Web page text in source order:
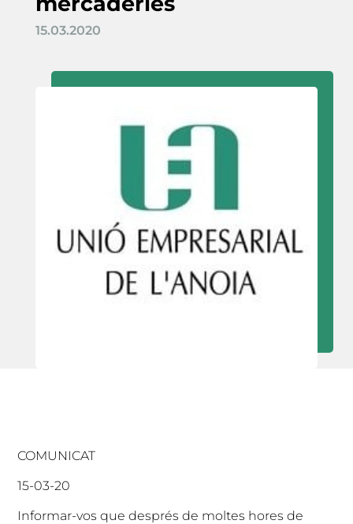
15.03.2020
COMUNICAT
15-03-20
Informar-vos que després de moltes hores de